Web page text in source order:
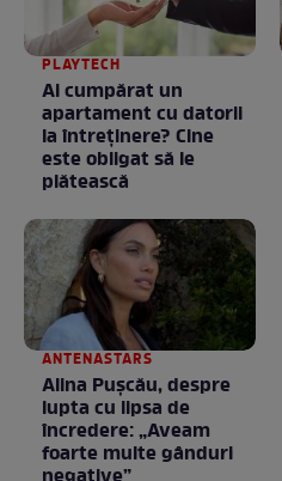
PLAYTECH
Ai cumpărat un
apartament cu datorii
la întreținere? Cine
este obligat să le
plătească
ANTENASTARS
Alina Pușcău, despre
lupta cu lipsa de
încredere: „Aveam
foarte multe gânduri